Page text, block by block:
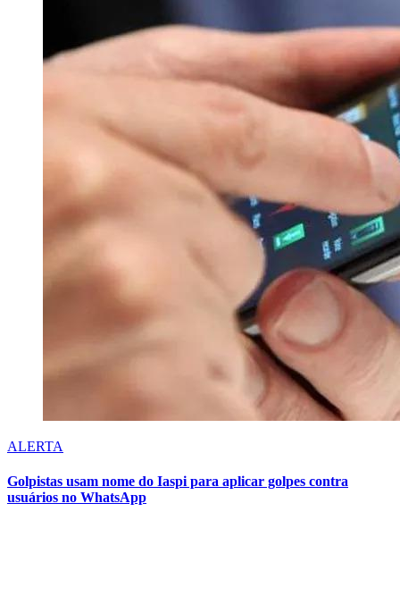
ALERTA
Golpistas usam nome do Iaspi para aplicar golpes contra
usuários no WhatsApp